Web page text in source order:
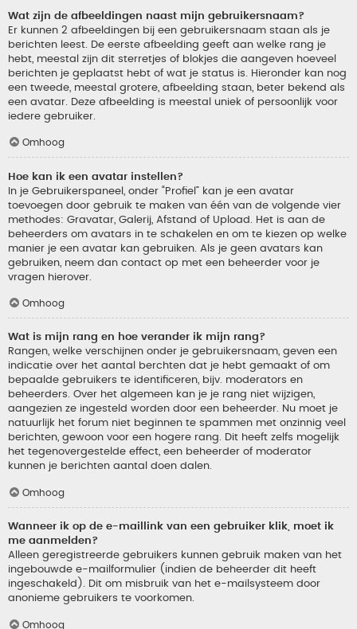
Wat zijn de afbeeldingen naast mijn gebruikersnaam?
Er kunnen 2 afbeeldingen bij een gebruikersnaam staan als je
berichten leest. De eerste afbeelding geeft aan welke rang je
hebt, meestal zijn dit sterretjes of blokjes die aangeven hoeveel
berichten je geplaatst hebt of wat je status is. Hieronder kan nog
een tweede, meestal grotere, afbeelding staan, beter bekend als
een avatar. Deze afbeelding is meestal uniek of persoonlijk voor
iedere gebruiker.
Omhoog
Hoe kan ik een avatar instellen?
In je Gebruikerspaneel, onder “Profiel” kan je een avatar
toevoegen door gebruik te maken van één van de volgende vier
methodes: Gravatar, Galerij, Afstand of Upload. Het is aan de
beheerders om avatars in te schakelen en om te kiezen op welke
manier je een avatar kan gebruiken. Als je geen avatars kan
gebruiken, neem dan contact op met een beheerder voor je
vragen hierover.
Omhoog
Wat is mijn rang en hoe verander ik mijn rang?
Rangen, welke verschijnen onder je gebruikersnaam, geven een
indicatie over het aantal berchten dat je hebt gemaakt of om
bepaalde gebruikers te identificeren, bijv. moderators en
beheerders. Over het algemeen kan je je rang niet wijzigen,
aangezien ze ingesteld worden door een beheerder. Nu moet je
natuurlijk het forum niet beginnen te spammen met onzinnig veel
berichten, gewoon voor een hogere rang. Dit heeft zelfs mogelijk
het tegenovergestelde effect, een beheerder of moderator
kunnen je berichten aantal doen dalen.
Omhoog
Wanneer ik op de e-maillink van een gebruiker klik, moet ik
me aanmelden?
Alleen geregistreerde gebruikers kunnen gebruik maken van het
ingebouwde e-mailformulier (indien de beheerder dit heeft
ingeschakeld). Dit om misbruik van het e-mailsysteem door
anonieme gebruikers te voorkomen.
Omhoog